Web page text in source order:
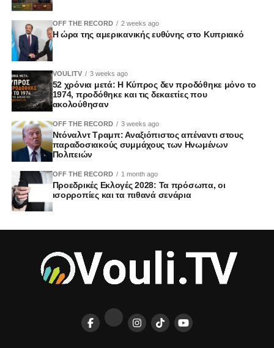
OFF THE RECORD 2 weeks ago
Η ώρα της αμερικανικής ευθύνης στο Κυπριακό
VOULITV 3 weeks ago
52 χρόνια μετά: Η Κύπρος δεν προδόθηκε μόνο το
1974, προδόθηκε και τις δεκαετίες που
ακολούθησαν
OFF THE RECORD 3 weeks ago
Ντόναλντ Τραμπ: Αναξιόπιστος απέναντι στους
παραδοσιακούς συμμάχους των Ηνωμένων
Πολιτειών
OFF THE RECORD 1 month ago
Προεδρικές Εκλογές 2028: Τα πρόσωπα, οι
ισορροπίες και τα πιθανά σενάρια